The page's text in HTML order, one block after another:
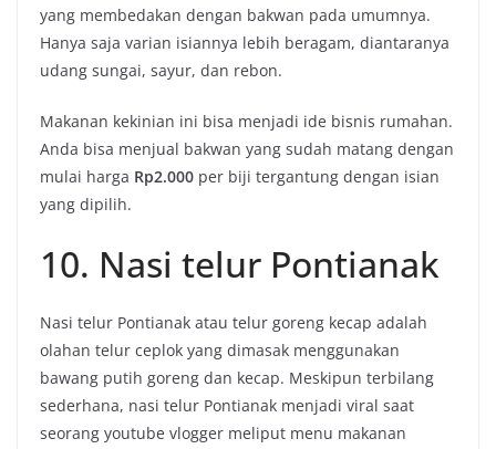
yang membedakan dengan bakwan pada umumnya.
Hanya saja varian isiannya lebih beragam, diantaranya
udang sungai, sayur, dan rebon.
Makanan kekinian ini bisa menjadi ide bisnis rumahan.
Anda bisa menjual bakwan yang sudah matang dengan
mulai harga Rp2.000 per biji tergantung dengan isian
yang dipilih.
10. Nasi telur Pontianak
Nasi telur Pontianak atau telur goreng kecap adalah
olahan telur ceplok yang dimasak menggunakan
bawang putih goreng dan kecap. Meskipun terbilang
sederhana, nasi telur Pontianak menjadi viral saat
seorang youtube vlogger meliput menu makanan